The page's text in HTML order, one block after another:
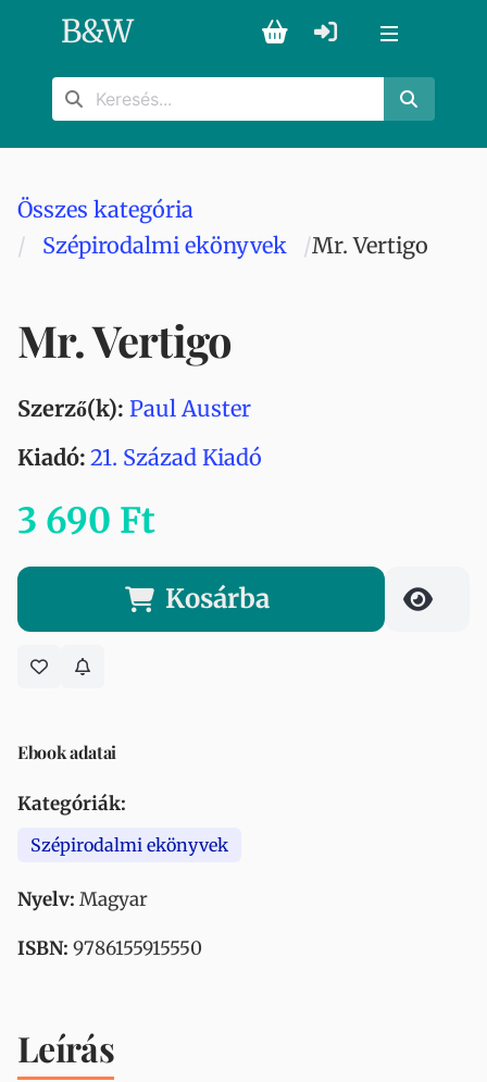
B&W
Összes kategória
Szépirodalmi ekönyvek
Mr. Vertigo
Mr. Vertigo
Szerző(k): Paul Auster
Kiadó: 21. Század Kiadó
3 690 Ft
Kosárba
Ebook adatai
Kategóriák:
Szépirodalmi ekönyvek
Nyelv: Magyar
ISBN: 9786155915550
Leírás